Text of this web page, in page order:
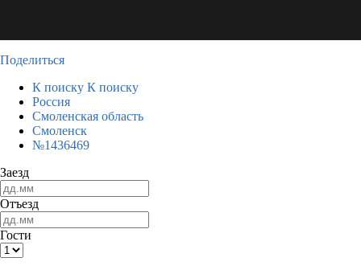
Поделиться
К поиску К поиску
Россия
Смоленская область
Смоленск
№1436469
Заезд
Отъезд
Гости